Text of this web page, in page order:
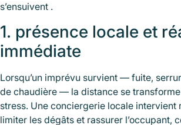
s’ensuivent .
1. présence locale et
immédiate
Lorsqu’un imprévu survient — fuite,
de chaudière — la distance se
stress. Une conciergerie locale intervient
limiter les dégâts et rassurer l’occupant,